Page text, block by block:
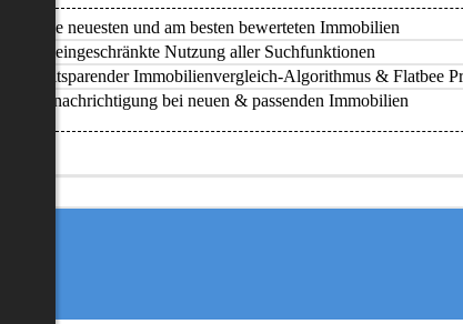
Alle neuesten und am besten bewerteten Immobilien
Uneingeschränkte Nutzung aller Suchfunktionen
Zeitsparender Immobilienvergleich-Algorithmus & Flatbee
Benachrichtigung bei neuen & passenden Immobilien